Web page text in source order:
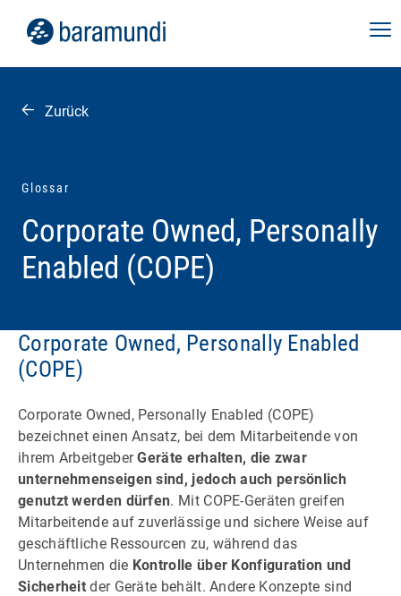
Zurück
Glossar
Corporate Owned, Personally
Enabled (COPE)
Corporate Owned, Personally Enabled
(COPE)
Corporate Owned, Personally Enabled (COPE)
bezeichnet einen Ansatz, bei dem Mitarbeitende von
ihrem ArbeitgeberGeräte erhalten, die zwar
unternehmenseigen sind, jedoch auch persönlich
genutzt werden dürfen. Mit COPE-Geräten greifen
Mitarbeitende auf zuverlässige und sichere Weise auf
geschäftliche Ressourcen zu, während das
Unternehmen die Kontrolle über Konfiguration und
Sicherheit der Geräte behält. Andere Konzepte sind